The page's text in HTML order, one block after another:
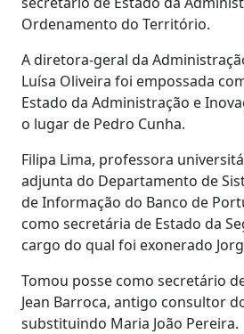
Ordenamento do Território.
A diretora-geral da
Luísa Oliveira foi empossada
Estado da Administração e
o lugar de Pedro Cunha.
Filipa Lima, professora
adjunta do Departamento de
de Informação do Banco de
como secretária de Estado da
cargo do qual foi exonerado
Tomou posse como secretário
Jean Barroca, antigo consultor
substituindo Maria João Pereira.